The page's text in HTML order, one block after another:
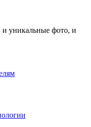
и уникальные фото, и